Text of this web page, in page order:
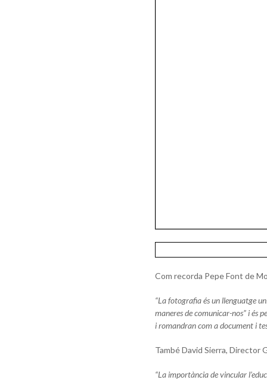
Com recorda Pepe Font de
“La fotografia és un llenguatge
maneres de comunicar-nos” i és
i romandran com a document i
També David Sierra, Director
“La importància de vincular